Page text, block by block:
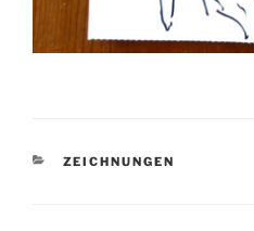
KATEGORIEN
ZEICHNUNGEN